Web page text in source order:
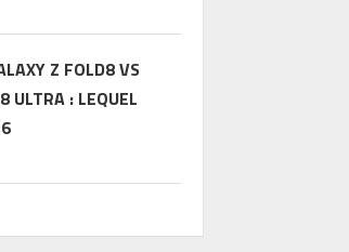
Z FOLD8 VS
ULTRA : LEQUEL